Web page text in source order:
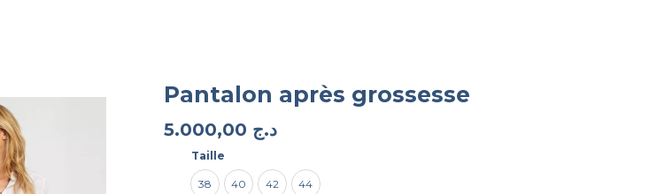
Pantalon après grossesse
د.ج
Taille
38 40 42 44